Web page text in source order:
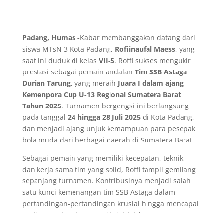
Padang, Humas -Kabar membanggakan datang dari
siswa MTsN 3 Kota Padang, Rofiinaufal Maess, yang
saat ini duduk di kelas VII-5. Roffi sukses mengukir
prestasi sebagai pemain andalan Tim SSB Astaga
Durian Tarung, yang meraih Juara I dalam ajang
Kemenpora Cup U-13 Regional Sumatera Barat
Tahun 2025. Turnamen bergengsi ini berlangsung
pada tanggal 24 hingga 28 Juli 2025di Kota Padang,
dan menjadi ajang unjuk kemampuan para pesepak
bola muda dari berbagai daerah di Sumatera Barat.
Sebagai pemain yang memiliki kecepatan, teknik,
dan kerja sama tim yang solid, Roffi tampil gemilang
sepanjang turnamen. Kontribusinya menjadi salah
satu kunci kemenangan tim SSB Astaga dalam
pertandingan-pertandingan krusial hingga mencapai